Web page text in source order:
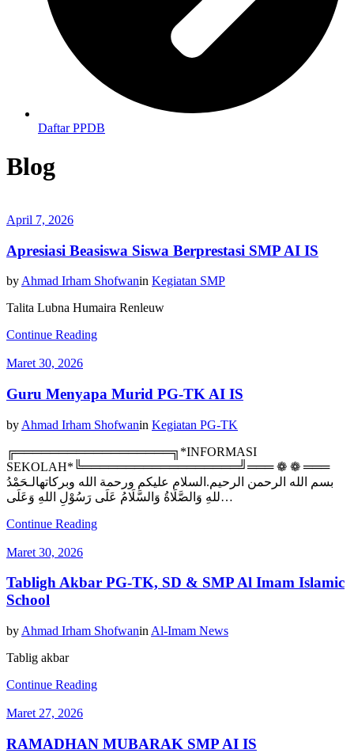
Daftar PPDB
Blog
April 7, 2026
Apresiasi Beasiswa Siswa Berprestasi SMP AI IS
by Ahmad Irham Shofwanin Kegiatan SMP
Talita Lubna Humaira Renleuw
Continue Reading
Maret 30, 2026
Guru Menyapa Murid PG-TK AI IS
by Ahmad Irham Shofwanin Kegiatan PG-TK
╔══════════════════╗*INFORMASI
SEKOLAH*╚══════════════════╝═══ ❁ ❁ ═══
بسم الله الرحمن الرحيم.السلام عليكم ورحمة الله وبركاتهالـحَمْدُ
للهِ وَالصَّلَاةُ وَالسَّلَامُ عَلَى رَسُوْلِ اللهِ وَعَلَى…
Continue Reading
Maret 30, 2026
Tabligh Akbar PG-TK, SD & SMP Al Imam Islamic
School
by Ahmad Irham Shofwanin Al-Imam News
Tablig akbar
Continue Reading
Maret 27, 2026
RAMADHAN MUBARAK SMP AI IS